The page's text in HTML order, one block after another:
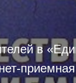
в
приемная